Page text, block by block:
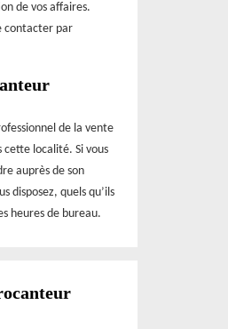
de vos affaires.
contacter par
de la vente
cette localité. Si vous
auprès de son
disposez, quels qu’ils
heures de bureau.